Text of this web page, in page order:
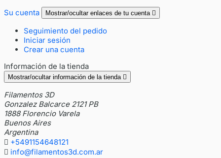
Su cuenta Mostrar/ocultar enlaces de tu cuenta 
Seguimiento del pedido
Iniciar sesión
Crear una cuenta
Información de la tienda
Mostrar/ocultar información de la tienda 
Filamentos 3D
Gonzalez Balcarce 2121 PB
1888 Florencio Varela
Buenos Aires
Argentina
 +5491154648121
 info@filamentos3d.com.ar